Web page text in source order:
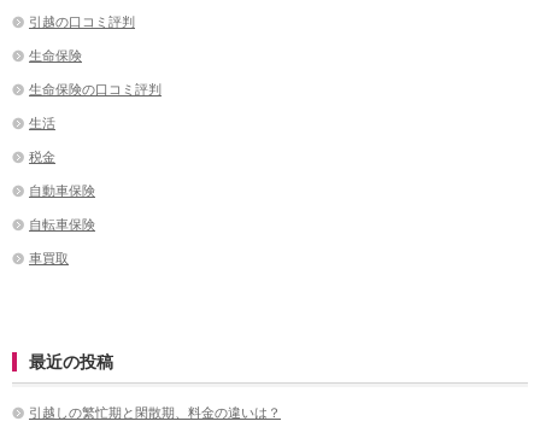
引越の口コミ評判
生命保険
生命保険の口コミ評判
生活
税金
自動車保険
自転車保険
車買取
最近の投稿
引越しの繁忙期と閑散期、料金の違いは？